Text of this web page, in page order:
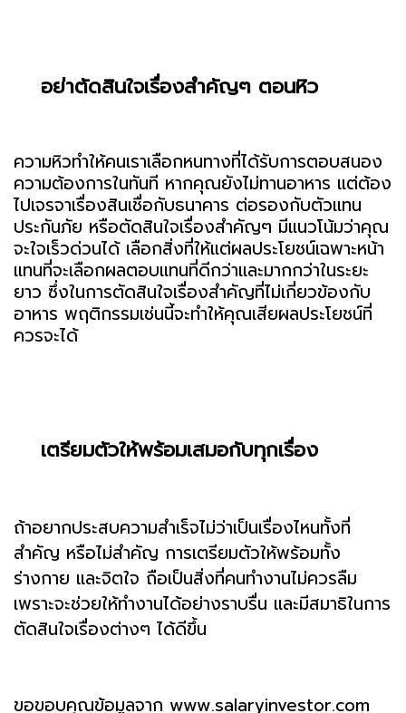
อย่าตัดสินใจเรื่องสำคัญๆ ตอนหิว
ความหิวทำให้คนเราเลือกหนทางที่ได้รับการตอบสนอง
ความต้องการในทันที หากคุณยังไม่ทานอาหาร แต่ต้อง
ไปเจรจาเรื่องสินเชื่อกับธนาคาร ต่อรองกับตัวแทน
ประกันภัย หรือตัดสินใจเรื่องสำคัญๆ มีแนวโน้มว่าคุณ
จะใจเร็วด่วนได้ เลือกสิ่งที่ให้แต่ผลประโยชน์เฉพาะหน้า
แทนที่จะเลือกผลตอบแทนที่ดีกว่าและมากกว่าในระยะ
ยาว ซึ่งในการตัดสินใจเรื่องสำคัญที่ไม่เกี่ยวข้องกับ
อาหาร พฤติกรรมเช่นนี้จะทำให้คุณเสียผลประโยชน์ที่
ควรจะได้
เตรียมตัวให้พร้อมเสมอกับทุกเรื่อง
ถ้าอยากประสบความสำเร็จไม่ว่าเป็นเรื่องไหนทั้งที่
สำคัญ หรือไม่สำคัญ การเตรียมตัวให้พร้อมทั้ง
ร่างกาย และจิตใจ ถือเป็นสิ่งที่คนทำงานไม่ควรลืม
เพราะจะช่วยให้ทำงานได้อย่างราบรื่น และมีสมาธิในการ
ตัดสินใจเรื่องต่างๆ ได้ดีขึ้น
ขอขอบคุณข้อมูลจาก www.salaryinvestor.com